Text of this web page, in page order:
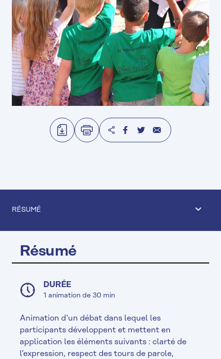
TÉLÉCHARGER
IMPRIMER
RÉSUMÉ
Résumé
DURÉE
1 animation de 30 min
Animation d’un débat dans lequel les
participants développent et mettent en
application les éléments suivants : clarté de
l’expression, respect des tours de parole,